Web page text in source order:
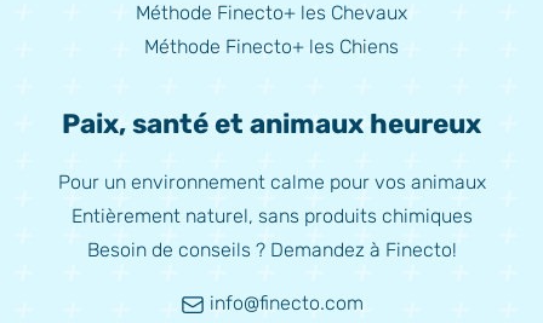
Méthode Finecto+ les Chevaux
Méthode Finecto+ les Chiens
Paix, santé et animaux heureux
Pour un environnement calme pour vos animaux
Entièrement naturel, sans produits chimiques
Besoin de conseils ? Demandez à Finecto!
info@finecto.com